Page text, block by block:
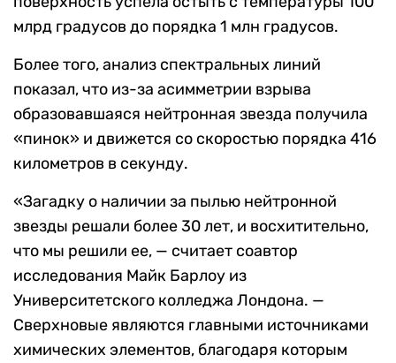
млрд градусов до порядка 1 млн градусов.
Более того, анализ спектральных линий
показал, что из-за асимметрии взрыва
образовавшаяся нейтронная звезда получила
«пинок» и движется со скоростью порядка 416
километров в секунду.
«Загадку о наличии за пылью нейтронной
звезды решали более 30 лет, и восхитительно,
что мы решили ее, — считает соавтор
исследования Майк Барлоу из
Университетского колледжа Лондона. —
Сверхновые являются главными источниками
химических элементов, благодаря которым